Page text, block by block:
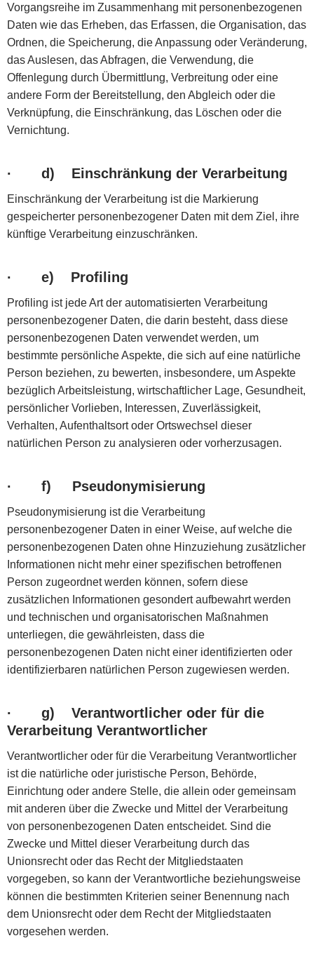
Vorgangsreihe im Zusammenhang mit personenbezogenen
Daten wie das Erheben, das Erfassen, die Organisation, das
Ordnen, die Speicherung, die Anpassung oder Veränderung,
das Auslesen, das Abfragen, die Verwendung, die
Offenlegung durch Übermittlung, Verbreitung oder eine
andere Form der Bereitstellung, den Abgleich oder die
Verknüpfung, die Einschränkung, das Löschen oder die
Vernichtung.
· d) Einschränkung der Verarbeitung
Einschränkung der Verarbeitung ist die Markierung
gespeicherter personenbezogener Daten mit dem Ziel, ihre
künftige Verarbeitung einzuschränken.
· e) Profiling
Profiling ist jede Art der automatisierten Verarbeitung
personenbezogener Daten, die darin besteht, dass diese
personenbezogenen Daten verwendet werden, um
bestimmte persönliche Aspekte, die sich auf eine natürliche
Person beziehen, zu bewerten, insbesondere, um Aspekte
bezüglich Arbeitsleistung, wirtschaftlicher Lage, Gesundheit,
persönlicher Vorlieben, Interessen, Zuverlässigkeit,
Verhalten, Aufenthaltsort oder Ortswechsel dieser
natürlichen Person zu analysieren oder vorherzusagen.
· f) Pseudonymisierung
Pseudonymisierung ist die Verarbeitung
personenbezogener Daten in einer Weise, auf welche die
personenbezogenen Daten ohne Hinzuziehung zusätzlicher
Informationen nicht mehr einer spezifischen betroffenen
Person zugeordnet werden können, sofern diese
zusätzlichen Informationen gesondert aufbewahrt werden
und technischen und organisatorischen Maßnahmen
unterliegen, die gewährleisten, dass die
personenbezogenen Daten nicht einer identifizierten oder
identifizierbaren natürlichen Person zugewiesen werden.
· g) Verantwortlicher oder für die
Verarbeitung Verantwortlicher
Verantwortlicher oder für die Verarbeitung Verantwortlicher
ist die natürliche oder juristische Person, Behörde,
Einrichtung oder andere Stelle, die allein oder gemeinsam
mit anderen über die Zwecke und Mittel der Verarbeitung
von personenbezogenen Daten entscheidet. Sind die
Zwecke und Mittel dieser Verarbeitung durch das
Unionsrecht oder das Recht der Mitgliedstaaten
vorgegeben, so kann der Verantwortliche beziehungsweise
können die bestimmten Kriterien seiner Benennung nach
dem Unionsrecht oder dem Recht der Mitgliedstaaten
vorgesehen werden.